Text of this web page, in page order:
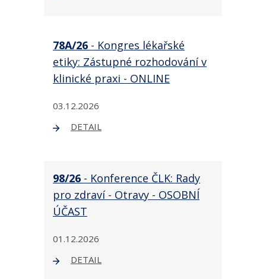
78A/26 - Kongres lékařské
etiky: Zástupné rozhodování v
klinické praxi - ONLINE
03.12.2026
DETAIL
98/26 - Konference ČLK: Rady
pro zdraví - Otravy - OSOBNÍ
ÚČAST
01.12.2026
DETAIL